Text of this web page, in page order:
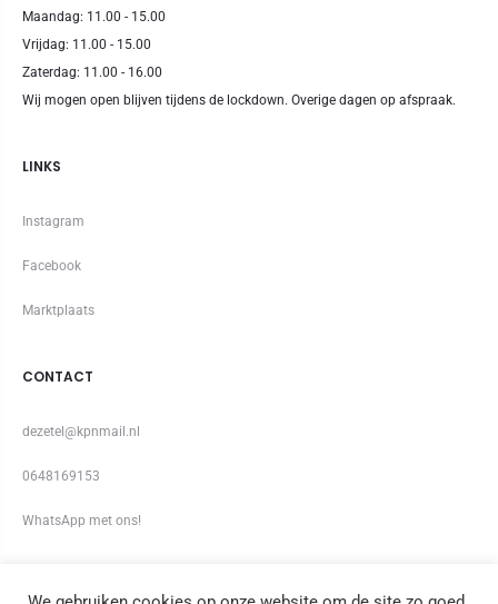
Maandag: 11.00 - 15.00
Vrijdag: 11.00 - 15.00
Zaterdag: 11.00 - 16.00
Wij mogen open blijven tijdens de lockdown. Overige dagen op afspraak.
LINKS
Instagram
Facebook
Marktplaats
CONTACT
dezetel@kpnmail.nl
0648169153
WhatsApp met ons!